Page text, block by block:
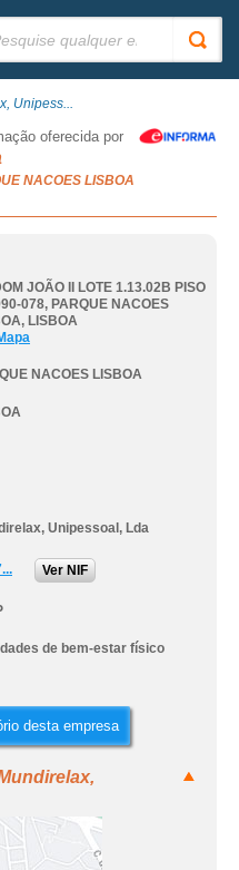
Unipess...
oferecida por
NACOES LISBOA
JOÃO II LOTE 1.13.02B PISO
078, PARQUE NACOES
, LISBOA
NACOES LISBOA
Unipessoal, Lda
Ver NIF
de bem-estar físico
desta empresa